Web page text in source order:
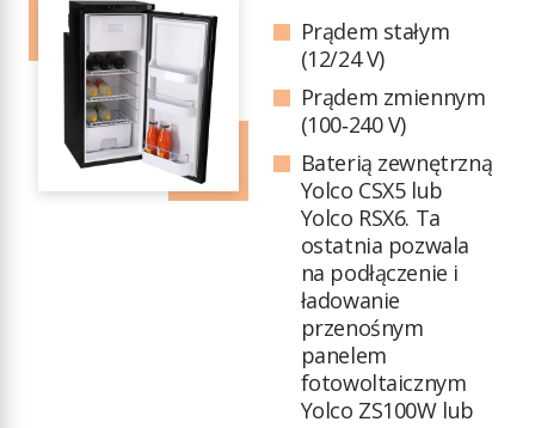
Prądem stałym
(12/24 V)
Prądem zmiennym
(100‑240 V)
Baterią zewnętrzną
Yolco CSX5 lub
Yolco RSX6. Ta
ostatnia pozwala
na podłączenie i
ładowanie
przenośnym
panelem
fotowoltaicznym
Yolco ZS100W lub